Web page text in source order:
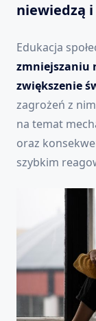
niewiedzą
Edukacja
zmniejszaniu
zwiększenie
zagrożeń z
na temat
oraz
szybkim